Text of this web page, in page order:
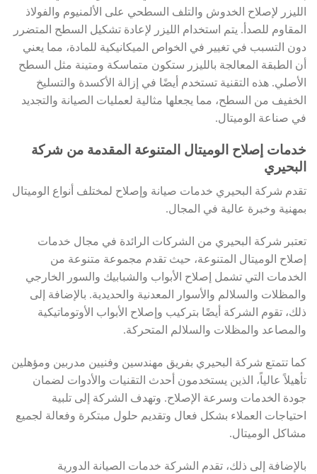
الليزر لإصلاح الخدوش والتلف السطحي على الألمنيوم والفولاذ
المقاوم للصدأ. يتم استخدام الليزر لإعادة تشكيل السطح المتضرر
دون التسبب في تغيير في الخواص الميكانيكية للمادة، مما يعني
أن الطبقة المعالجة بالليزر ستكون متماسكة ومتينة مثل السطح
الأصلي. هذه التقنية تستخدم أيضًا في إزالة الأكسدة والتسليخ
الخفيف من السطح، مما يجعلها مثالية لعمليات الصيانة والتجديد
في صناعة الوميتال.
خدمات إصلاح الوميتال المتنوعة المقدمة من شركة
البحيري
تقدم شركة البحيري خدمات صيانة وإصلاح لمختلف أنواع الوميتال
بمهنية وخبرة عالية في المجال.
تعتبر شركة البحيري من الشركات الرائدة في مجال خدمات
إصلاح الوميتال المتنوعة، حيث تقدم مجموعة متنوعة من
الخدمات التي تشمل إصلاح الأبواب والشبابيك والسور الخارجي
والمظلات والسلالم والأسوار المعدنية والحديدية. بالإضافة إلى
ذلك، تقوم الشركة أيضًا بتركيب وإصلاح الأبواب الأوتوماتيكية
والمصاعد والمظلات والسلالم المتحركة.
كما تتمتع شركة البحيري بفريق مهندسين وفنيين مدربين ومؤهلين
تأهيلاً عالياً، الذين يستخدمون أحدث التقنيات والأدوات لضمان
جودة الخدمات وسرعة الإصلاح. وتهدف الشركة إلى تلبية
احتياجات العملاء بشكل فعال وتقديم حلول مبتكرة وفعالة لجميع
مشاكل الوميتال.
بالإضافة إلى ذلك، تقدم الشركة خدمات الصيانة الدورية